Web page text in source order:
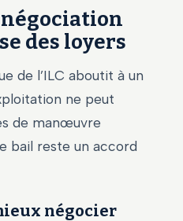
des loyers
de l’ILC aboutit à un
ne peut
de manœuvre
bail reste un accord
négocier